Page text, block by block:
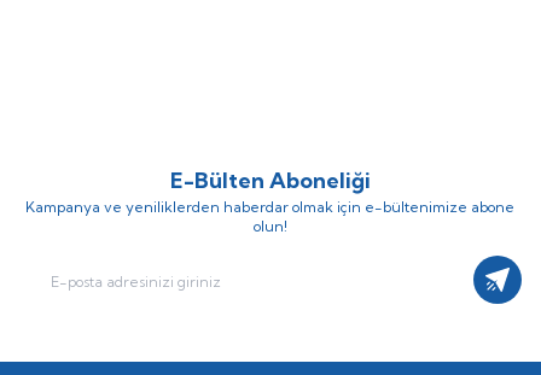
E-Bülten Aboneliği
Kampanya ve yeniliklerden haberdar olmak için e-bültenimize abone
olun!